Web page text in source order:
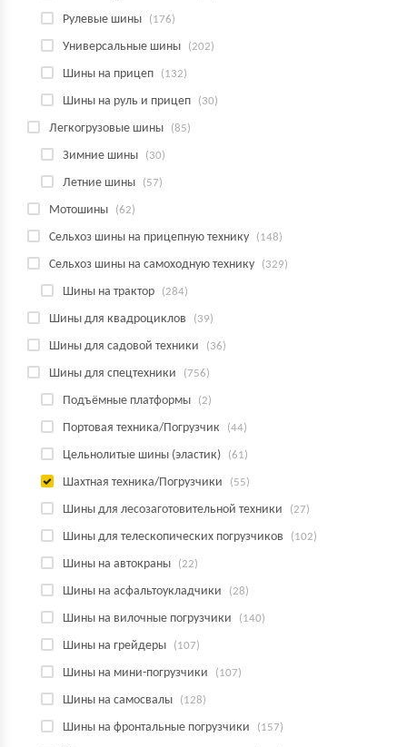
Рулевые шины (176)
Универсальные шины (202)
Шины на прицеп (132)
Шины на руль и прицеп (30)
Легкогрузовые шины (85)
Зимние шины (30)
Летние шины (57)
Мотошины (62)
Сельхоз шины на прицепную технику (148)
Сельхоз шины на самоходную технику (329)
Шины на трактор (284)
Шины для квадроциклов (39)
Шины для садовой техники (36)
Шины для спецтехники (756)
Подъёмные платформы (2)
Портовая техника/Погрузчик (44)
Цельнолитые шины (эластик) (61)
Шахтная техника/Погрузчики (55)
Шины для лесозаготовительной техники (27)
Шины для телескопических погрузчиков (102)
Шины на автокраны (22)
Шины на асфальтоукладчики (28)
Шины на вилочные погрузчики (140)
Шины на грейдеры (107)
Шины на мини-погрузчики (107)
Шины на самосвалы (128)
Шины на фронтальные погрузчики (157)